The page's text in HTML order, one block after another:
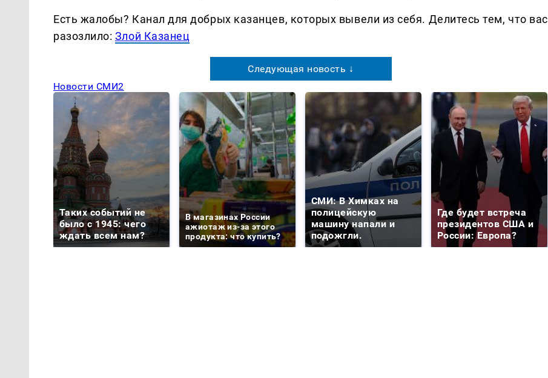
Есть жалобы? Канал для добрых казанцев, которых вывели из себя. Делитеcь тем, что вас
разозлило: Злой Казанец
Следующая новость ↓
Новости СМИ2
Таких событий не
было с 1945: чего
ждать всем нам?
В магазинах России
ажиотаж из-за этого
продукта: что купить?
СМИ: В Химках на
полицейскую
машину напали и
подожгли.
Где будет встреча
президентов США и
России: Европа?